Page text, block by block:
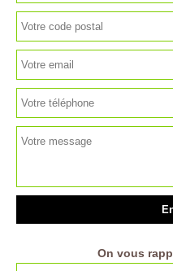
On vous